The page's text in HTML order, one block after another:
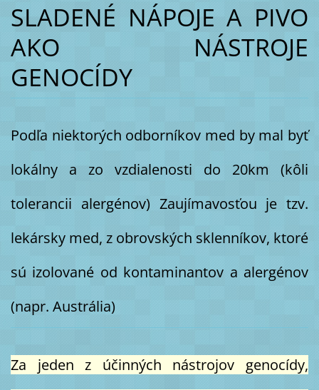
SLADENÉ NÁPOJE A PIVO
AKO NÁSTROJE
GENOCÍDY
Podľa niektorých odborníkov med by mal byť
lokálny a zo vzdialenosti do 20km (kôli
tolerancii alergénov) Zaujímavosťou je tzv.
lekársky med, z obrovských sklenníkov, ktoré
sú izolované od kontaminantov a alergénov
(napr. Austrália)
Za jeden z účinných nástrojov genocídy,